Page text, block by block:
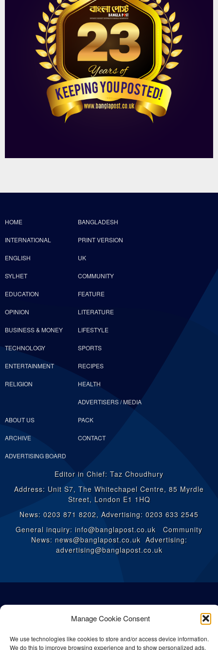
Manage Cookie Consent
We use technologies like cookies to store and/or access device information.
We do this to improve browsing experience and to show personalized ads.
HOME BANGLADESH
INTERNATIONAL PRINT VERSION
ENGLISH UK
SYLHET COMMUNITY
EDUCATION FEATURE
OPINION LITERATURE
BUSINESS & MONEY LIFESTYLE
TECHNOLOGY SPORTS
ENTERTAINMENT RECIPES
RELIGION HEALTH
ABOUT US
ADVERTISERS / MEDIA
PACK
ARCHIVE CONTACT
ADVERTISING BOARD
Editor in Chief: Taz Choudhury
Address: Unit S7, The Whitechapel Centre, 85 Myrdle
Street, London E1 1HQ
News: 0203 871 8202, Advertising: 0203 633 2545
General inquiry: info@banglapost.co.uk Community
News: news@banglapost.co.uk Advertising:
advertising@banglapost.co.uk